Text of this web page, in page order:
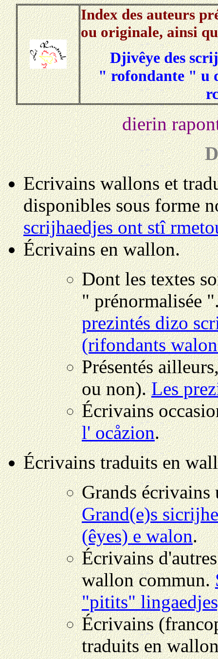
Index des auteurs
ou originale, ainsi
Djivêye des
" rofondante " u
dierin
Ecrivains wallons et
disponibles sous forme
scrijhaedjes ont stî
Écrivains en wallon.
Dont les textes
" prénormalisée
prezintés dizo
(rifondants
Présentés
ou non).Les
Écrivains
l' ocåzion.
Écrivains traduits en
Grands
Grand(e)s
(êyes) e walon.
Écrivains
wallon commun.
"pitits"
Écrivains
traduits en